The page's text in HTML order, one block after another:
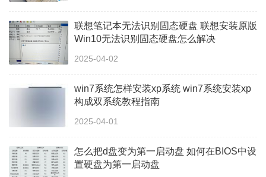
联想笔记本无法识别固态硬盘 联想安装原版
Win10无法识别固态硬盘怎么解决
2025-04-02
win7系统怎样安装xp系统 win7系统安装xp
构成双系统教程指南
2025-04-01
怎么把d盘变为第一启动盘 如何在BIOS中设
置硬盘为第一启动盘